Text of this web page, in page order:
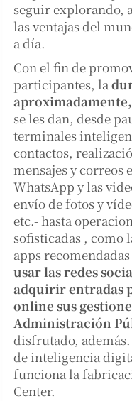
seguir explorando,
las ventajas del
a día.
Con el fin de
participantes, la
se les dan, desde
terminales
contactos,
mensajes y
WhatsApp y las
envío de fotos y
etc.- hasta
sofisticadas , como
apps
usar las redes
adquirir entradas
online sus
Administración
disfrutado,
de inteligencia
funciona la
Center.